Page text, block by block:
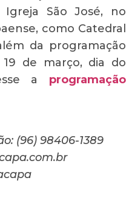
São José, no
como Catedral
da programação
de março, dia do
a programação
(96) 98406-1389